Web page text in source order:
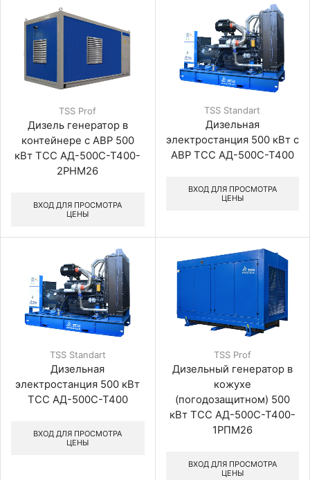
TSS Prof
Дизель генератор в
контейнере с АВР 500
кВт ТСС АД-500С-Т400-
2РНМ26
ВХОД ДЛЯ ПРОСМОТРА
ЦЕНЫ
TSS Standart
Дизельная
электростанция 500 кВт с
АВР ТСС АД-500С-Т400
ВХОД ДЛЯ ПРОСМОТРА
ЦЕНЫ
TSS Standart
Дизельная
электростанция 500 кВт
ТСС АД-500С-Т400
ВХОД ДЛЯ ПРОСМОТРА
ЦЕНЫ
TSS Prof
Дизельный генератор в
кожухе
(погодозащитном) 500
кВт ТСС АД-500С-Т400-
1РПМ26
ВХОД ДЛЯ ПРОСМОТРА
ЦЕНЫ